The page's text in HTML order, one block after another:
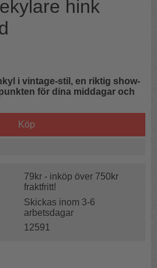
hink
i vintage-stil, en riktig show-
för dina middagar och
Köp
79kr - inköp över 750kr
fraktfritt!
Skickas inom 3-6
arbetsdagar
12591